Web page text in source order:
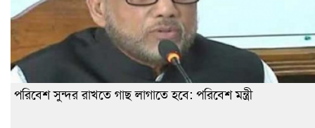
পরিবেশ সুন্দর রাখতে গাছ লাগাতে হবে: পরিবেশ মন্ত্রী